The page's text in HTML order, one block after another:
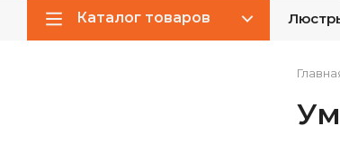
Каталог товаров